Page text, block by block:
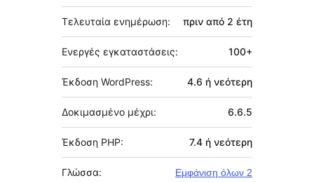
Τελευταία ενημέρωση: πριν από 2 έτη
Ενεργές εγκαταστάσεις: 100+
Έκδοση WordPress: 4.6 ή νεότερη
Δοκιμασμένο μέχρι: 6.6.5
Έκδοση PHP: 7.4 ή νεότερη
Γλώσσα: Εμφάνιση όλων 2